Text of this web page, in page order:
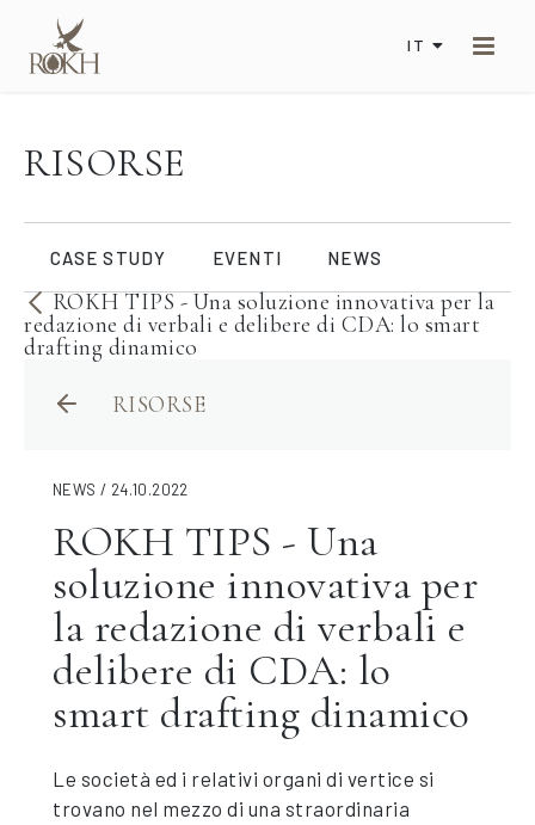
IT
RISORSE
CASE STUDY EVENTI NEWS
ROKH TIPS - Una soluzione innovativa per la
redazione di verbali e delibere di CDA: lo smart
drafting dinamico
RISORSE
NEWS / 24.10.2022
ROKH TIPS - Una
soluzione innovativa per
la redazione di verbali e
delibere di CDA: lo
smart drafting dinamico
Le società ed i relativi organi di vertice si
trovano nel mezzo di una straordinaria